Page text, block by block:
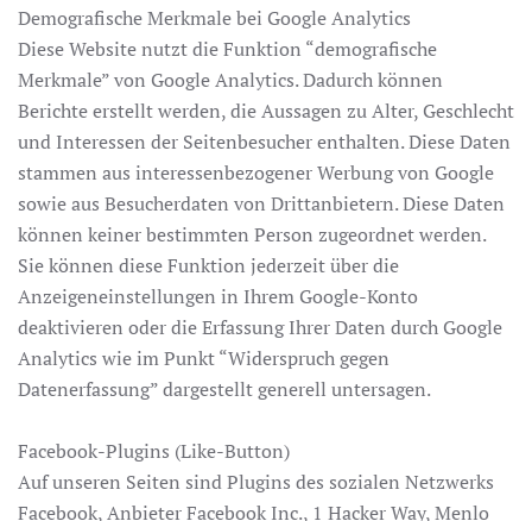
Demografische Merkmale bei Google Analytics
Diese Website nutzt die Funktion “demografische
Merkmale” von Google Analytics. Dadurch können
Berichte erstellt werden, die Aussagen zu Alter, Geschlecht
und Interessen der Seitenbesucher enthalten. Diese Daten
stammen aus interessenbezogener Werbung von Google
sowie aus Besucherdaten von Drittanbietern. Diese Daten
können keiner bestimmten Person zugeordnet werden.
Sie können diese Funktion jederzeit über die
Anzeigeneinstellungen in Ihrem Google-Konto
deaktivieren oder die Erfassung Ihrer Daten durch Google
Analytics wie im Punkt “Widerspruch gegen
Datenerfassung” dargestellt generell untersagen.
Facebook-Plugins (Like-Button)
Auf unseren Seiten sind Plugins des sozialen Netzwerks
Facebook, Anbieter Facebook Inc., 1 Hacker Way, Menlo